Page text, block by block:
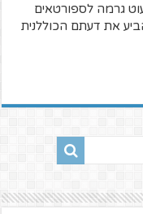
גרמה לספורטאים
את דעתם הכוללנית